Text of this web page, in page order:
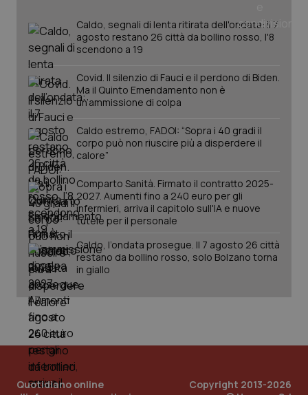
Caldo, segnali di lenta ritirata dell'ondata: il 7
agosto restano 26 città da bollino rosso, l'8
scendono a 19
Covid. Il silenzio di Fauci e il perdono di Biden.
Ma il Quinto Emendamento non è
un’ammissione di colpa
Caldo estremo, FADOI: “Sopra i 40 gradi il
corpo può non riuscire più a disperdere il
calore”
Comparto Sanità. Firmato il contratto 2025-
2027. Aumenti fino a 240 euro per gli
infermieri, arriva il capitolo sull'IA e nuove
tutele per il personale
Caldo, l’ondata prosegue. Il 7 agosto 26 città
restano da bollino rosso, solo Bolzano torna
in giallo
Quotidiano online
Copyright 2013-2026
PHPSESSID
PHP.net
_ga_KM60CM4NPH .quotidianosanita.it
1